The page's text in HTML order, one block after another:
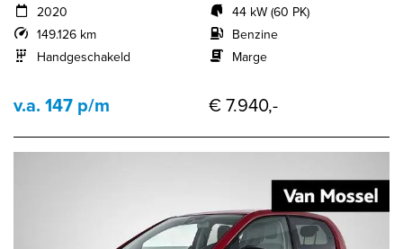
2020
149.126 km
Handgeschakeld
44 kW (60 PK)
Benzine
Marge
v.a. 147 p/m € 7.940,-